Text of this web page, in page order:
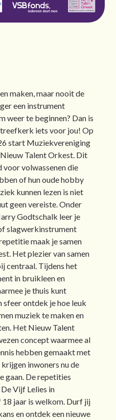
maken, maar nooit de
een instrument
weer te beginnen? Dan is
iets voor jou! Op
start Muziekvereniging
Talent Orkest. Dit
volwassenen die
of hun oude hobby
kunnen lezen is niet
geen vereiste. Onder
Godtschalk leer je
slagwerkinstrument
maak je samen
Het plezier van samen
centraal. Tijdens het
in bruikleen en
je thuis kunt
sfeer ontdek je hoe leuk
muziek te maken en
Het Nieuw Talent
concept waarmee al
hebben gemaakt met
inwoners nu de
gaan. De repetities
Vijf Lelies in
jaar is welkom. Durf jij
en ontdek een nieuwe